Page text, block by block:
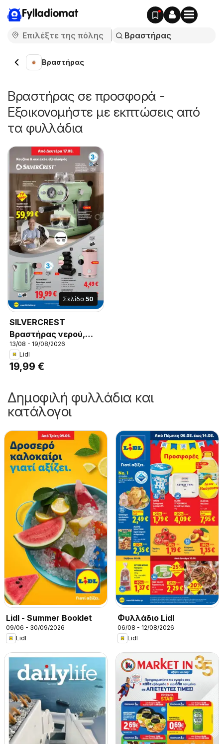
Fylladiomat
Βραστήρας
Βραστήρας σε προσφορά -
Εξοικονομήστε με εκπτώσεις από
τα φυλλάδια
Σελίδα 50
SILVERCREST
Βραστήρας νερού,
Ωφέλιμη
χωρητικότητα: έως
1,7 L
13/08 - 19/08/2026
Lidl
19,99 €
Δημοφιλή φυλλάδια και
κατάλογοι
Lidl - Summer Booklet
09/06 - 30/09/2026
Lidl
Φυλλάδιο Lidl
06/08 - 12/08/2026
Lidl